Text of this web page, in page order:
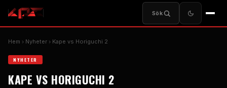
Sök
Hem Nyheter Kape vs Horiguchi 2
NYHETER
KAPE VS HORIGUCHI 2